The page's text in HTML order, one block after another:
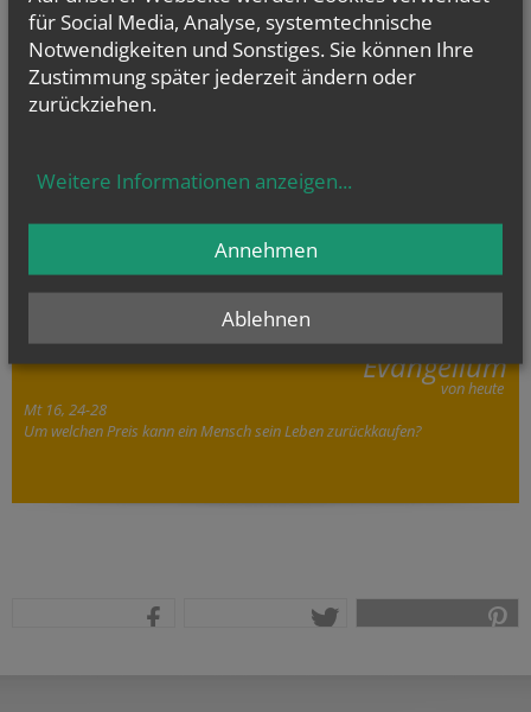
Evangelium
von heute
Mt 16, 24-28
Um welchen Preis kann ein Mensch sein Leben zurückkaufen?
für Social Media, Analyse, systemtechnische
Notwendigkeiten und Sonstiges. Sie können Ihre
Zustimmung später jederzeit ändern oder
zurückziehen.
Weitere Informationen anzeigen...
Ablehnen
Annehmen